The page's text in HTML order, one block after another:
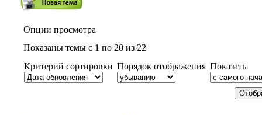
Опции просмотра
Показаны темы с 1 по 20 из 22
Критерий сортировки Порядок отображения Показать